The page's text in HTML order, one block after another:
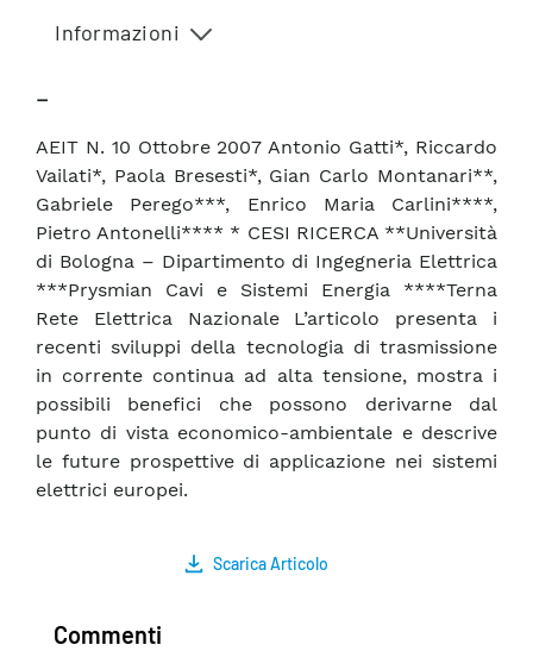
Informazioni
–
AEIT N. 10 Ottobre 2007 Antonio Gatti*, Riccardo
Vailati*, Paola Bresesti*, Gian Carlo Montanari**,
Gabriele Perego***, Enrico Maria Carlini****,
Pietro Antonelli**** * CESI RICERCA **Università
di Bologna – Dipartimento di Ingegneria Elettrica
***Prysmian Cavi e Sistemi Energia ****Terna
Rete Elettrica Nazionale L’articolo presenta i
recenti sviluppi della tecnologia di trasmissione
in corrente continua ad alta tensione, mostra i
possibili benefici che possono derivarne dal
punto di vista economico-ambientale e descrive
le future prospettive di applicazione nei sistemi
elettrici europei.
Scarica Articolo
Commenti